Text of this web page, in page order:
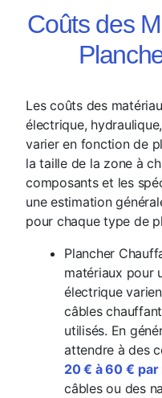
Coûts des
Les coûts des
électrique,
varier en fonction de
la taille de la zone à
composants et les
une estimation
pour chaque type de
Plancher
matériaux pour
électrique
câbles
utilisés. En
attendre à des
20 € à 60 € par
câbles ou des